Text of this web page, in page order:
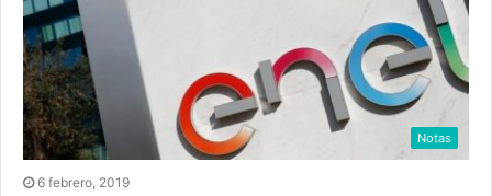
Notas
6 febrero, 2019